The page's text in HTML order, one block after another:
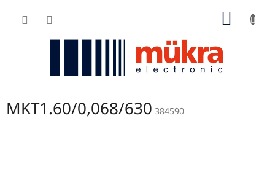
Inhalt
MKT1.60/0,068/630 384590